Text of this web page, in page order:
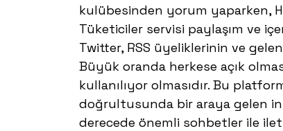
kulübesinden yorum yaparken,
Tüketiciler servisi paylaşım ve
Twitter, RSS üyeliklerinin ve
Büyük oranda herkese açık
kullanılıyor olmasıdır. Bu
doğrultusunda bir araya gelen
derecede önemli sohbetler ile